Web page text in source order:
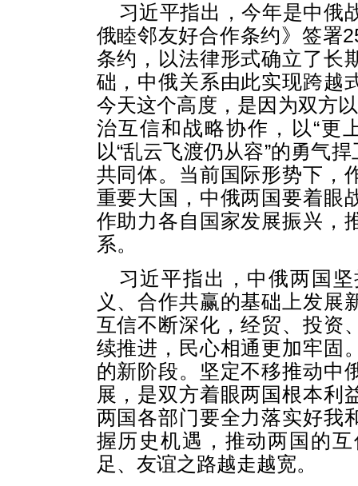
习近平指出，今年是中俄
俄睦邻友好合作条约》签署
条约，以法律形式确立了长
础，中俄关系由此实现跨越
今天这个高度，是因为双方
治互信和战略协作，以“更
以“乱云飞渡仍从容”的勇气
共同体。当前国际形势下，
重要大国，中俄两国要着眼
作助力各自国家发展振兴，
系。
习近平指出，中俄两国
义、合作共赢的基础上发展
互信不断深化，经贸、投资
续推进，民心相通更加牢固
的新阶段。坚定不移推动中
展，是双方着眼两国根本利
两国各部门要全力落实好我
握历史机遇，推动两国的
足、友谊之路越走越宽。